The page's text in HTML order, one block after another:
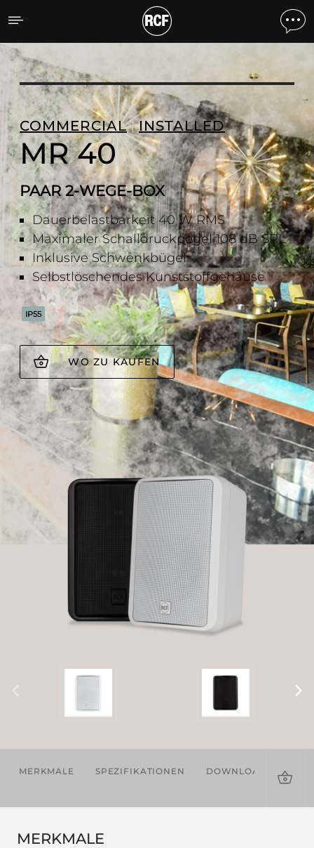
MR 40 PAAR 2-WEGE-
COMMERCIAL INSTALLED
MR 40
PAAR 2-WEGE-BOX
Dauerbelastbarkeit 40 W RMS
Maximaler Schalldruckpegel 108 dB SPL
Inklusive Schwenkbügel
Selbstlöschendes Kunststoffgehäuse
IP55
WO ZU KAUFEN
MERKMALE SPEZIFIKATIONEN DOWNLOADS
MERKMALE